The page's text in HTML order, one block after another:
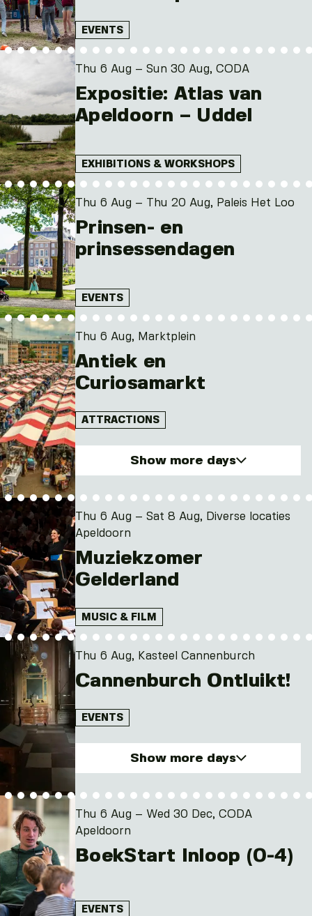
EVENTS
Thu 6 Aug – Sun 30 Aug, CODA
Expositie: Atlas van
Apeldoorn – Uddel
EXHIBITIONS & WORKSHOPS
Thu 6 Aug – Thu 20 Aug, Paleis Het Loo
Prinsen- en
prinsessendagen
EVENTS
Thu 6 Aug, Marktplein
Antiek en
Curiosamarkt
ATTRACTIONS
Show more days
Thu. 6 Aug 2026
Thu. 20 Aug 2026
Thu 6 Aug – Sat 8 Aug, Diverse locaties
Apeldoorn
Muziekzomer
Gelderland
MUSIC & FILM
Thu 6 Aug, Kasteel Cannenburch
Cannenburch Ontluikt!
EVENTS
Show more days
Thu. 6 Aug 2026
Tue. 11 Aug 2026
Thu. 13 Aug 2026
Tue. 18 Aug 2026
Thu 6 Aug – Wed 30 Dec, CODA
Apeldoorn
BoekStart Inloop (0-4)
EVENTS